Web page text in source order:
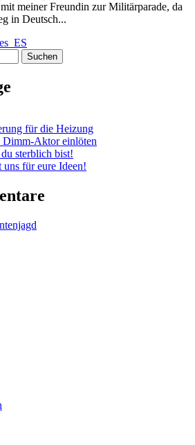
meiner Freundin zur Militärparade, da
in Deutsch...
für die Heizung
Dimm-Aktor einlöten
sterblich bist!
uns für eure Ideen!